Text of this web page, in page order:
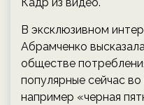
В эксклюзивном
Абрамченко
обществе
популярные сейчас
например «черная